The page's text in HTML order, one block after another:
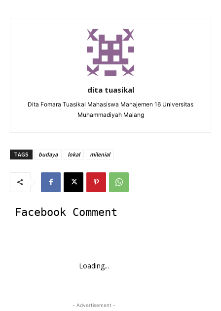
dita tuasikal
Dita Fomara Tuasikal Mahasiswa Manajemen 16 Universitas
Muhammadiyah Malang
TAGS budaya lokal milenial
Facebook Comment
Loading...
- Advertisement -